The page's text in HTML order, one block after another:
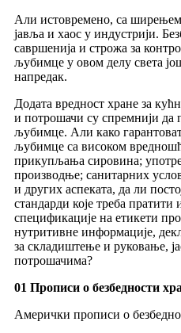
Али истовремено, са
јавља и хаос у индустрији.
савршенија и строжа за
љубимце у овом делу света
напредак.
Додата вредност хране за
и потрошачи су спремнији да
љубимце. Али како
љубимце са високом
прикупљања сировина;
производње; санитарних
и других аспеката, да ли
стандарди које треба
спецификације на етикети
нутритивне информације,
за складиштење и руковање,
потрошачима?
01 Прописи о безбедности
Амерички прописи о